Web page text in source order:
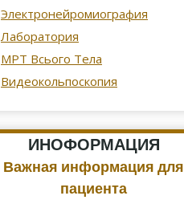
Электронейромиография
Лаборатория
МРТ Всього Тела
Видеокольпоскопия
ИНОФОРМАЦИЯ
Важная информация для
пациента